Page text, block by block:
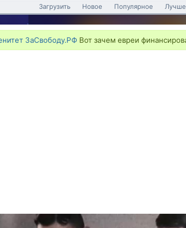
Загрузить Новое Популярное
ЗаСвободу.РФ Вот зачем евреи